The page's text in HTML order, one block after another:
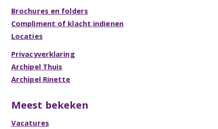
Brochures en folders
Compliment of klacht indienen
Locaties
Privacyverklaring
Archipel Thuis
Archipel Rinette
Meest bekeken
Vacatures